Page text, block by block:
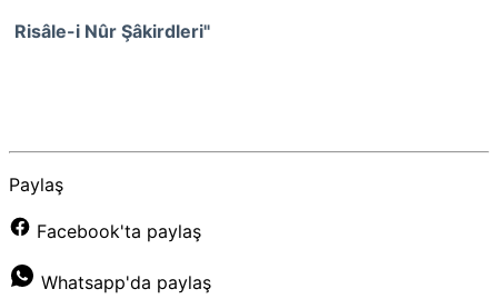
Risâle-i Nûr Şâkirdleri"
Paylaş
Facebook'ta paylaş
Whatsapp'da paylaş